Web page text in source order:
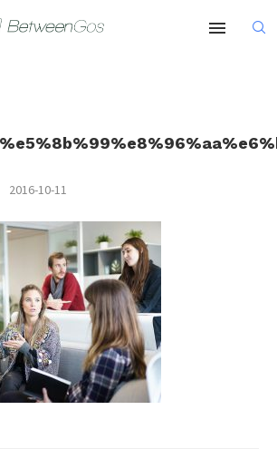
2016-10-11